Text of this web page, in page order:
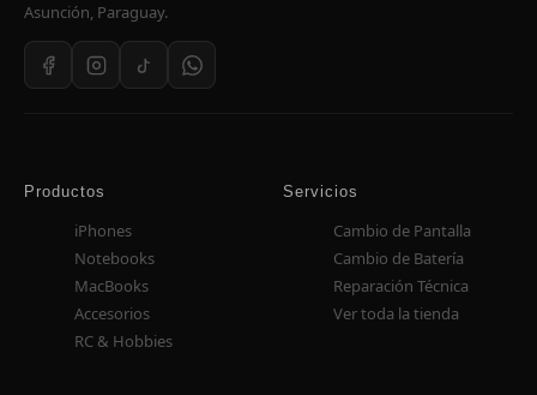
Asunción, Paraguay.
Productos
iPhones
Notebooks
MacBooks
Accesorios
RC & Hobbies
Servicios
Cambio de Pantalla
Cambio de Batería
Reparación Técnica
Ver toda la tienda